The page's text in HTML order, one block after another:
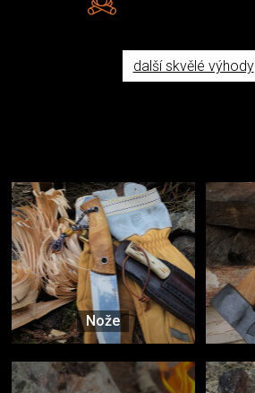
další skvělé výhody
Nože